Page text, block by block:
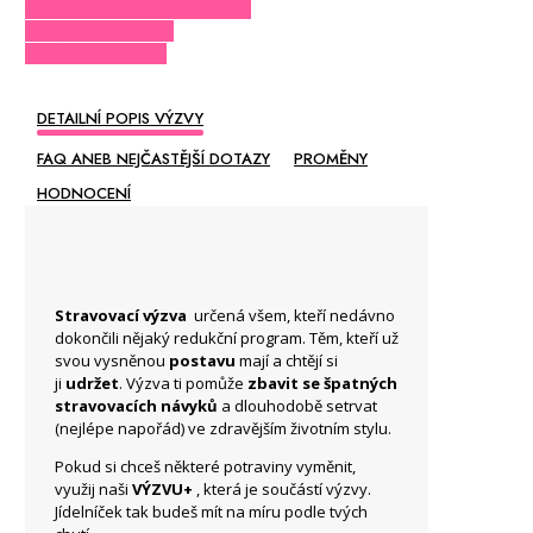
DETAILNÍ POPIS VÝZVY
FAQ ANEB NEJČASTĚJŠÍ DOTAZY
PROMĚNY
HODNOCENÍ
Stravovací výzva určená všem, kteří nedávno
dokončili nějaký redukční program. Těm, kteří už
svou vysněnou postavu mají a chtějí si
ji udržet. Výzva ti pomůže zbavit se špatných
stravovacích návyků a dlouhodobě setrvat
(nejlépe napořád) ve zdravějším životním stylu.
Pokud si chceš některé potraviny vyměnit,
využij naši VÝZVU+ , která je součástí výzvy.
Jídelníček tak budeš mít na míru podle tvých